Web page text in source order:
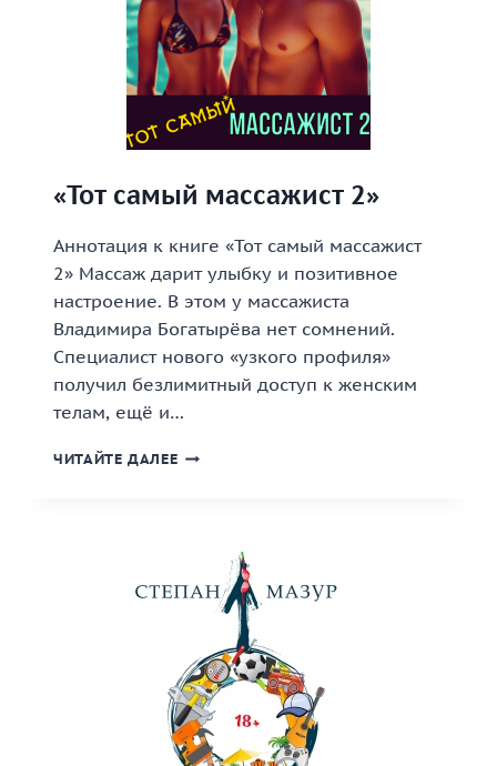
«Тот самый массажист 2»
Аннотация к книге «Тот самый массажист
2» Массаж дарит улыбку и позитивное
настроение. В этом у массажиста
Владимира Богатырёва нет сомнений.
Специалист нового «узкого профиля»
получил безлимитный доступ к женским
телам, ещё и…
ЧИТАЙТЕ ДАЛЕЕ «ТОТ